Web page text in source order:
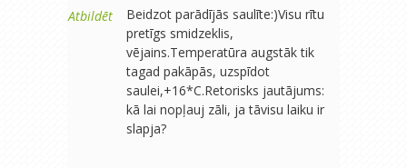
Atbildēt
Beidzot parādījās saulīte:)Visu rītu
pretīgs smidzeklis,
vējains.Temperatūra augstāk tik
tagad pakāpās, uzspīdot
saulei,+16*C.Retorisks jautājums:
kā lai nopļauj zāli, ja tāvisu laiku ir
slapja?